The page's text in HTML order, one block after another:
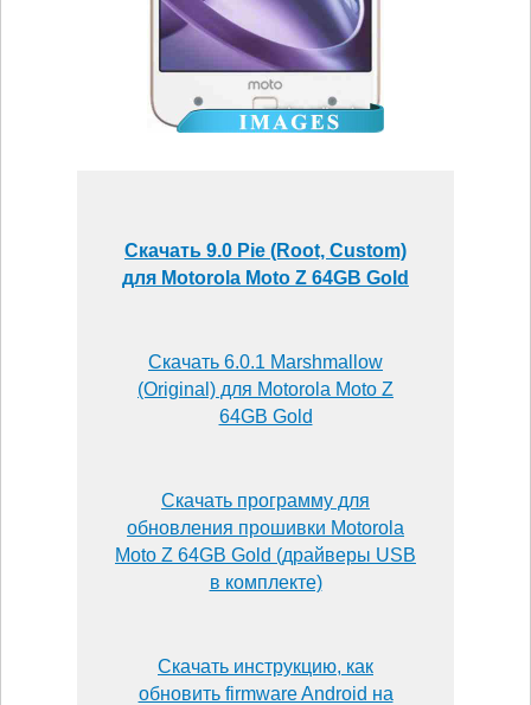
Скачать 9.0 Pie (Root, Custom)
для Motorola Moto Z 64GB Gold
Скачать 6.0.1 Marshmallow
(Original) для Motorola Moto Z
64GB Gold
Скачать программу для
обновления прошивки Motorola
Moto Z 64GB Gold (драйверы USB
в комплекте)
Скачать инструкцию, как
обновить firmware Android на